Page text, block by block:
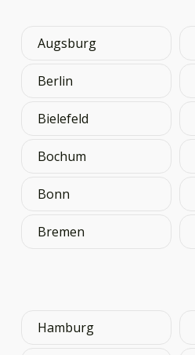
Augsburg
Berlin
Bielefeld
Bochum
Bonn
Bremen
Hamburg